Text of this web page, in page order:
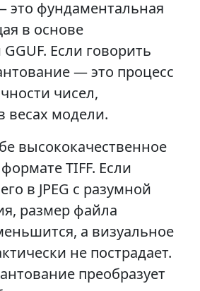
это фундаментальная
в основе
Если говорить
— это процесс
чисел,
весах модели.
высококачественное
TIFF. Если
в JPEG с разумной
размер файла
а визуальное
не пострадает.
преобразует